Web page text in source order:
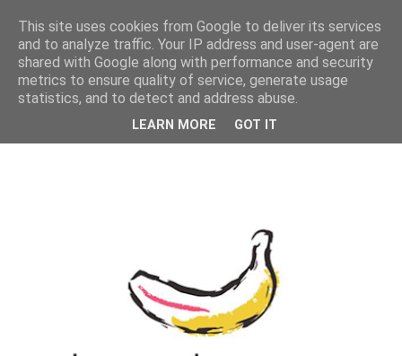
MENU
This site uses cookies from Google to deliver its services
and to analyze traffic. Your IP address and user-agent are
shared with Google along with performance and security
metrics to ensure quality of service, generate usage
statistics, and to detect and address abuse.
LEARN MORE GOT IT